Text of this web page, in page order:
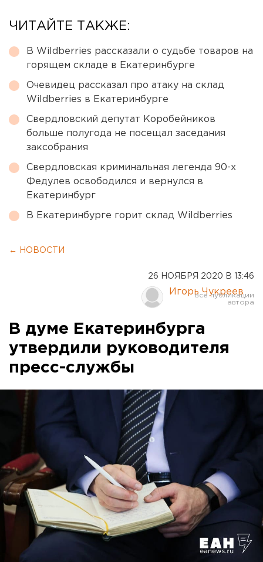
ЧИТАЙТЕ ТАКЖЕ:
В Wildberries рассказали о судьбе товаров на
горящем складе в Екатеринбурге
Очевидец рассказал про атаку на склад
Wildberries в Екатеринбурге
Свердловский депутат Коробейников
больше полугода не посещал заседания
заксобрания
Свердловская криминальная легенда 90-х
Федулев освободился и вернулся в
Екатеринбург
В Екатеринбурге горит склад Wildberries
← НОВОСТИ
26 НОЯБРЯ 2020 В 13:46
Игорь Чукреев
В думе Екатеринбурга
утвердили руководителя
пресс-службы